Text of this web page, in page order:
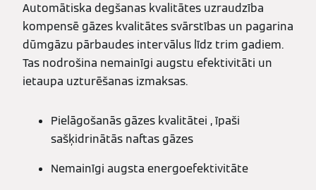
Automātiska degšanas kvalitātes uzraudzība
kompensē gāzes kvalitātes svārstības un pagarina
dūmgāzu pārbaudes intervālus līdz trim gadiem.
Tas nodrošina nemainīgi augstu efektivitāti un
ietaupa uzturēšanas izmaksas.
Pielāgošanās gāzes kvalitātei , īpaši
sašķidrinātās naftas gāzes
Nemainīgi augsta energoefektivitāte